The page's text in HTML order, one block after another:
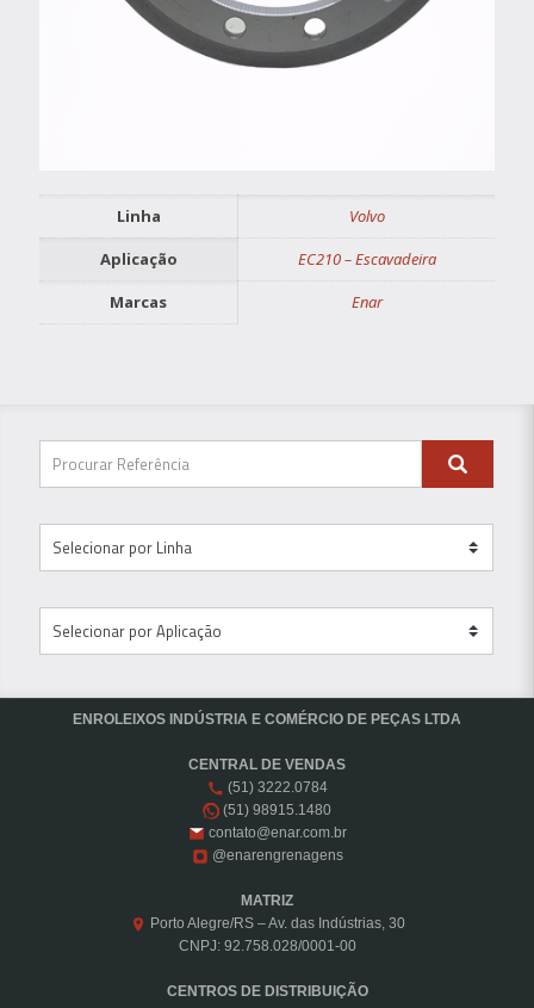
Linha
Volvo
Aplicação
EC210 – Escavadeira
Marcas
Enar
ENROLEIXOS INDÚSTRIA E COMÉRCIO DE PEÇAS LTDA
CENTRAL DE VENDAS
(51) 3222.0784
(51) 98915.1480
contato@enar.com.br
@enarengrenagens
MATRIZ
Porto Alegre/RS – Av. das Indústrias, 30
CNPJ: 92.758.028/0001-00
CENTROS DE DISTRIBUIÇÃO